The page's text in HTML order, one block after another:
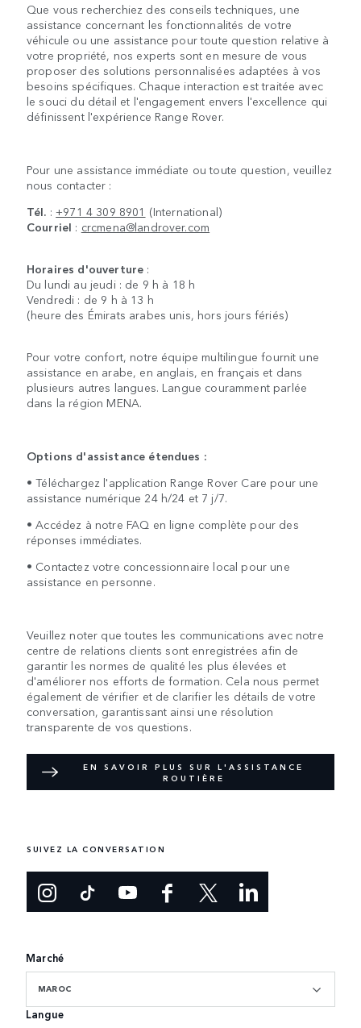
Que vous recherchiez des conseils techniques, une
assistance concernant les fonctionnalités de votre
véhicule ou une assistance pour toute question relative à
votre propriété, nos experts sont en mesure de vous
proposer des solutions personnalisées adaptées à vos
besoins spécifiques. Chaque interaction est traitée avec
le souci du détail et l'engagement envers l'excellence qui
définissent l'expérience Range Rover.
Pour une assistance immédiate ou toute question, veuillez
nous contacter :
Tél. :+971 4 309 8901 (International)
Courriel : crcmena@landrover.com
Horaires d'ouverture :
Du lundi au jeudi : de 9 h à 18 h
Vendredi : de 9 h à 13 h
(heure des Émirats arabes unis, hors jours fériés)
Pour votre confort, notre équipe multilingue fournit une
assistance en arabe, en anglais, en français et dans
plusieurs autres langues. Langue couramment parlée
dans la région MENA.
Options d'assistance étendues :
• Téléchargez l'application Range Rover Care pour une
assistance numérique 24 h/24 et 7 j/7.
• Accédez à notre FAQ en ligne complète pour des
réponses immédiates.
• Contactez votre concessionnaire local pour une
assistance en personne.
Veuillez noter que toutes les communications avec notre
centre de relations clients sont enregistrées afin de
garantir les normes de qualité les plus élevées et
d'améliorer nos efforts de formation. Cela nous permet
également de vérifier et de clarifier les détails de votre
conversation, garantissant ainsi une résolution
transparente de vos questions.
EN SAVOIR PLUS SUR L'ASSISTANCE
ROUTIÈRE
SUIVEZ LA CONVERSATION
Marché
MAROC
Langue